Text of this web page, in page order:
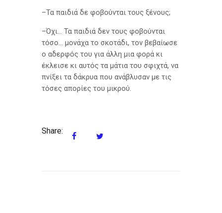
–Τα παιδιά δε φοβούνται τους ξένους;
–Όχι… Τα παιδιά δεν τους φοβούνται
τόσο… μονάχα το σκοτάδι, τον βεβαίωσε
ο αδερφός του για άλλη μια φορά κι
έκλεισε κι αυτός τα μάτια του σφιχτά, να
πνίξει τα δάκρυα που ανάβλυσαν με τις
τόσες απορίες του μικρού.
Share: